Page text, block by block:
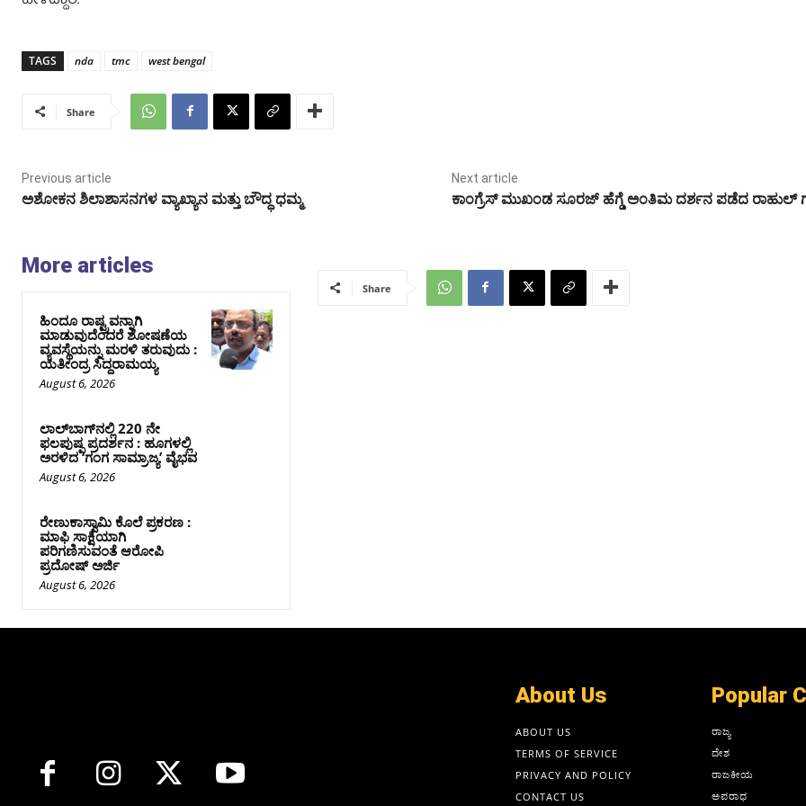
TAGS nda tmc west bengal
Share
Previous article
ಅಶೋಕನ ಶಿಲಾಶಾಸನಗಳ ವ್ಯಾಖ್ಯಾನ ಮತ್ತು ಬೌದ್ಧ ಧಮ್ಮ
Next article
ಕಾಂಗ್ರೆಸ್‌ ಮುಖಂಡ ಸೂರಜ್‌ ಹೆಗ್ಡೆ ಅಂತಿಮ ದರ್ಶನ ಪಡೆದ ರಾಹುಲ್‌
More articles
ಹಿಂದೂ ರಾಷ್ಟ್ರವನ್ನಾಗಿ
ಮಾಡುವುದೆಂದರೆ ಶೋಷಣೆಯ
ವ್ಯವಸ್ಥೆಯನ್ನು ಮರಳಿ ತರುವುದು :
ಯತೀಂದ್ರ ಸಿದ್ದರಾಮಯ್ಯ
August 6, 2026
ಲಾಲ್‍ಬಾಗ್‍ನಲ್ಲಿ 220 ನೇ
ಫಲಪುಷ್ಪ ಪ್ರದರ್ಶನ : ಹೂಗಳಲ್ಲಿ
ಅರಳಿದ ‘ಗಂಗ ಸಾಮ್ರಾಜ್ಯ’ ವೈಭವ
August 6, 2026
ರೇಣುಕಾಸ್ವಾಮಿ ಕೊಲೆ ಪ್ರಕರಣ :
ಮಾಫಿ ಸಾಕ್ಷಿಯಾಗಿ
ಪರಿಗಣಿಸುವಂತೆ ಆರೋಪಿ
ಪ್ರದೋಷ್‌ ಅರ್ಜಿ
August 6, 2026
Share
About Us
ABOUT US
TERMS OF SERVICE
PRIVACY AND POLICY
CONTACT US
Popular
ರಾಜ್ಯ
ದೇಶ
ರಾಜಕೀಯ
ಅಪರಾಧ